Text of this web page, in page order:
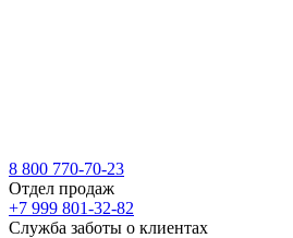
8 800 770-70-23
Отдел продаж
+7 999 801-32-82
Служба заботы о клиентах